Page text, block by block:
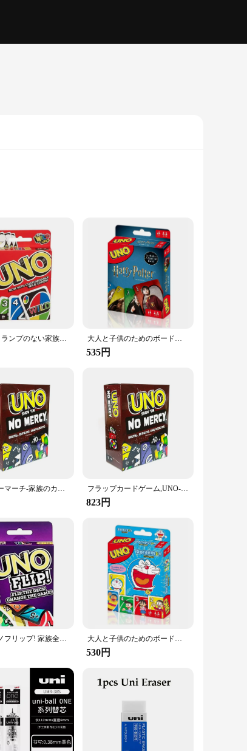
design, this card game is perfect for family
a challenge for seasoned players. Whether
or a large event, the UNO Flip Card Game is an
away. The UNO Flip Card Game is an excellent
for both casual and competitive settings.
that promises endless hours of entertainment.
おっと! トランプのない家族のエンターテイメントボードゲーム、楽しいトランプ、ギフトボックス、ミズカードゲーム 大人と子供のためのボードゲーム,テーブルゲーム,誕生日プレゼント,おもちゃ,ワンフリップ
535円
ユーノノーマーチ-家族のカードゲーム,パーティーボードゲーム,面白い友達,エンターテイメントポーカー,家族のパーティー用のブリキの箱 フラップカードゲーム,UNO-H2Oフレキシブル,マリオ,Minecraft,子供向け,家族の夜,旅行ゲーム,収納ボックス,ブリキの箱,新品
823円
マットルノフリップ! 家族全員のためのボードゲーム,楽しいトランプ,子供のおもちゃ,ギフトボックス,カードゲーム,ユーモラス 大人と子供のためのボードゲーム,テーブルカード,誕生日プレゼント,おもちゃ,ワンフリップ
530円